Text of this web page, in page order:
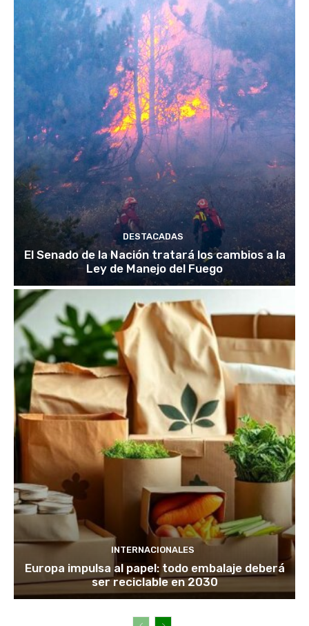
DESTACADAS
El Senado de la Nación tratará los cambios a la
Ley de Manejo del Fuego
INTERNACIONALES
Europa impulsa al papel: todo embalaje deberá
ser reciclable en 2030